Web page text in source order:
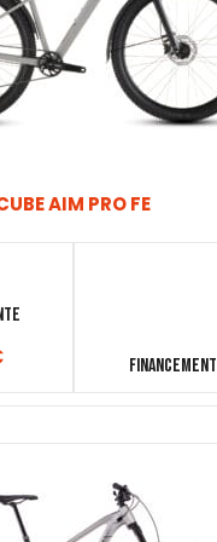
AIM PRO FE
Financement